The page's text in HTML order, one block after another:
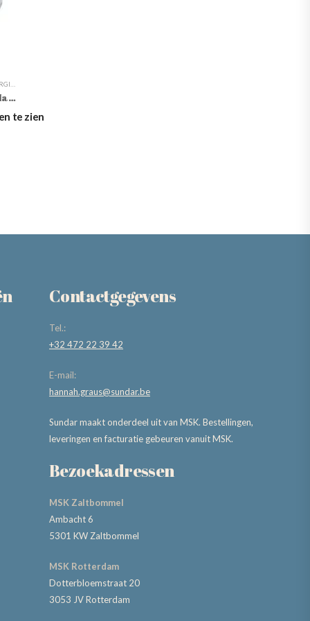
Monteil Professionals Linden Mask – 200 Ml
te zien
Contactgegevens
Tel.:
+32 472 22 39 42
E-mail:
hannah.graus@sundar.be
Sundar maakt onderdeel uit van MSK. Bestellingen,
leveringen en facturatie gebeuren vanuit MSK.
Bezoekadressen
MSK Zaltbommel
Ambacht 6
5301 KW Zaltbommel
MSK Rotterdam
Dotterbloemstraat 20
3053 JV Rotterdam